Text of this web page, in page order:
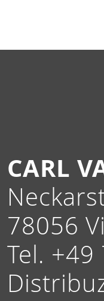
CARL
78056
Tel. +49